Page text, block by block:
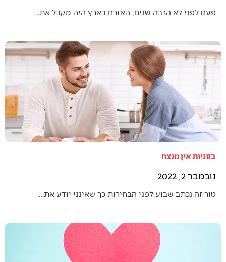
פעם לפני לא הרבה שנים, האזרח בארץ היה מקבל את…
בזוגיות אין מנצח
נובמבר 2, 2022
טור זה נכתב שבוע לפני הבחירות כך שאינני יודע את…